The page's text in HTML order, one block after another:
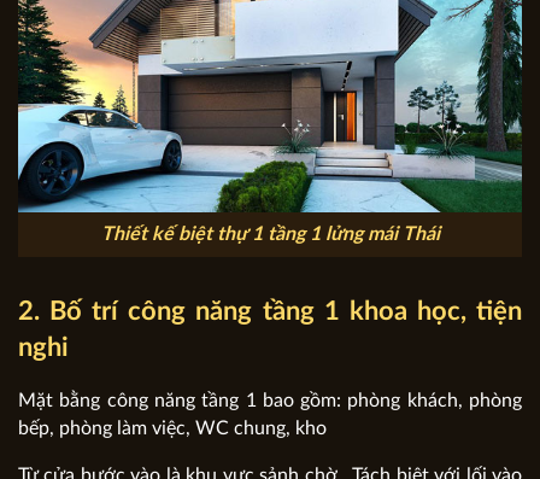
Thiết kế biệt thự 1 tầng 1 lửng mái Thái
2. Bố trí công năng tầng 1 khoa học, tiện
nghi
Mặt bằng công năng tầng 1 bao gồm: phòng khách, phòng
bếp, phòng làm việc, WC chung, kho